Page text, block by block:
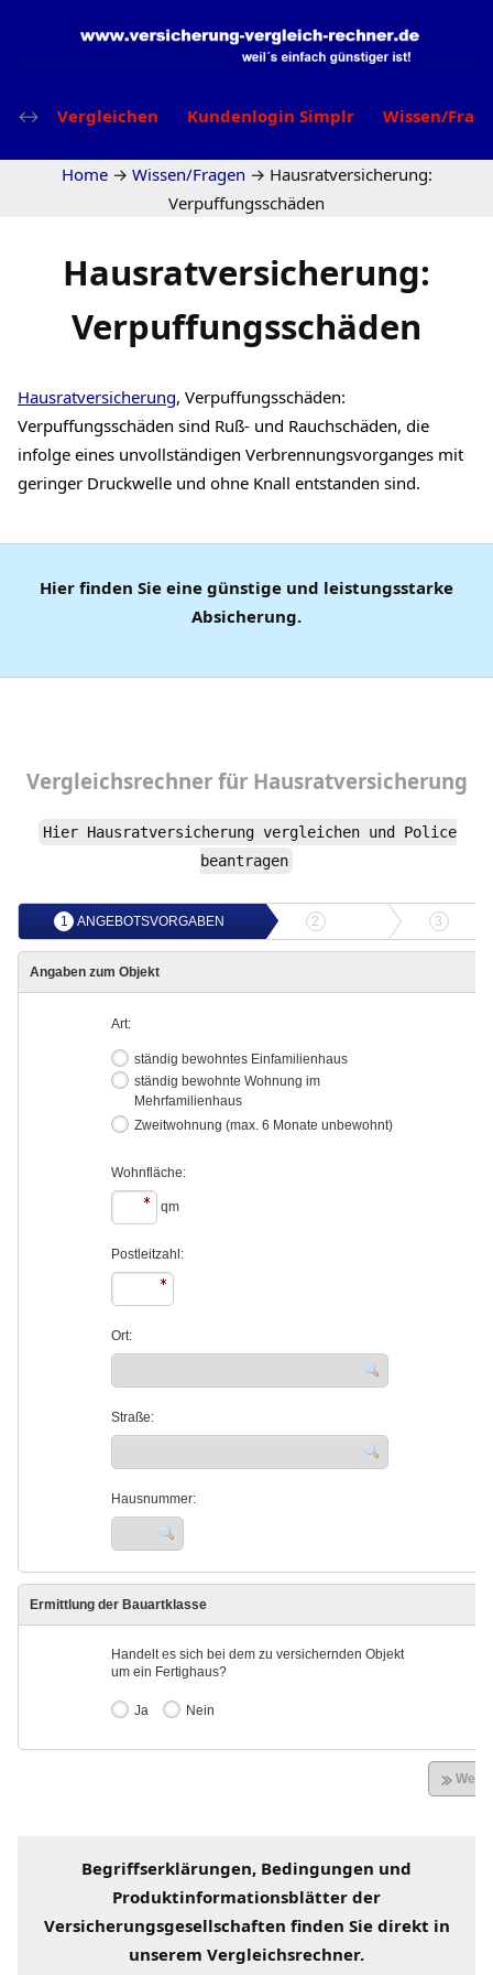
Vergleichen Kundenlogin Simplr Wissen/
Home → Wissen/Fragen → Hausratversicherung:
Verpuffungsschäden
Hausratversicherung:
Verpuffungsschäden
Hausratversicherung, Verpuffungsschäden:
Verpuffungsschäden sind Ruß- und Rauchschäden, die
infolge eines unvollständigen Verbrennungsvorganges mit
geringer Druckwelle und ohne Knall entstanden sind.
Hier finden Sie eine günstige und leistungsstarke
Absicherung.
Vergleichsrechnerfür Hausratversicherung
Hier Hausratversicherung vergleichen und Police
beantragen
Begriffserklärungen, Bedingungen und
Produktinformationsblätter der
Versicherungsgesellschaften finden Sie direkt in
unserem Vergleichsrechner.